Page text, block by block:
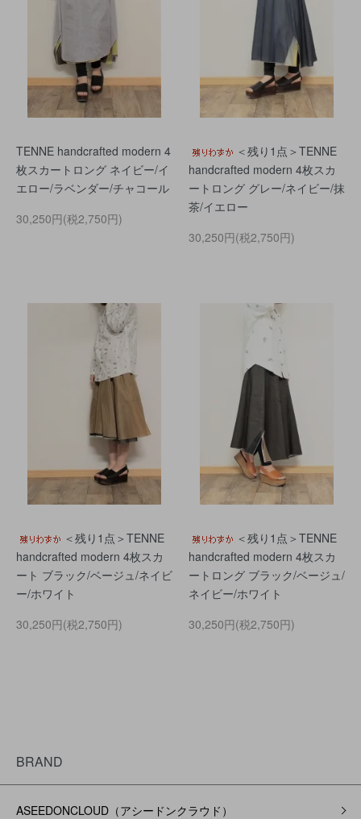
TENNE handcrafted modern 4
枚スカートロング ネイビー/イ
エロー/ラベンダー/チャコール
30,250円(税2,750円)
＜残り1点＞TENNE
handcrafted modern 4枚スカ
ートロング グレー/ネイビー/抹
茶/イエロー
30,250円(税2,750円)
＜残り1点＞TENNE
handcrafted modern 4枚スカ
ート ブラック/ベージュ/ネイビ
ー/ホワイト
30,250円(税2,750円)
＜残り1点＞TENNE
handcrafted modern 4枚スカ
ートロング ブラック/ベージュ/
ネイビー/ホワイト
30,250円(税2,750円)
BRAND
ASEEDONCLOUD（アシードンクラウド）